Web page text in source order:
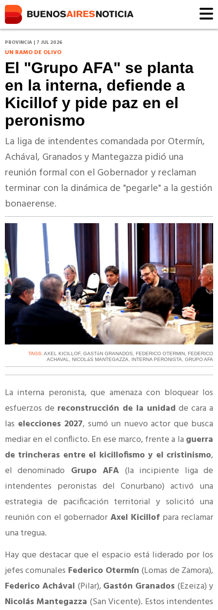
PROVINCIA | 7 JUL 2026
UN RAMO DE OLIVO
El "Grupo AFA" se planta
en la interna, defiende a
Kicillof y pide paz en el
peronismo
La liga de intendentes comandada por Otermín,
Achával, Granados y Mantegazza pidió una
reunión formal con el Gobernador y reclaman
terminar con la dinámica de "pegarle" a la gestión
bonaerense.
TAGS: AXEL KICILLOF, GASTóN GRANADOS, FEDERICO OTERMIN, FEDERICO
ACHAVAL, NICOLáS MANTEGAZZA, INTERNA PERONISTA, GRUPO AFA
La interna peronista, que amenaza con bloquear los
esfuerzos de reconstrucción de la unidad de cara a
las elecciones 2027, sumó un nuevo actor que busca
mediar en el conflicto. En ese marco, frente a la guerra
de trincheras entre el kicillofismo y el cristinismo,
el denominado Grupo AFA (la incipiente liga de
intendentes peronistas del Conurbano) activó una
estrategia de pacificación territorial y solicitó una
reunión con el gobernadorAxel Kicillof para reclamar
una tregua.
Hay que destacar que el espacio está liderado por los
jefes comunales Federico Otermín (Lomas de Zamora),
Federico Achával (Pilar), Gastón Granados (Ezeiza) y
Nicolás Mantegazza (San Vicente). Estos intendentes